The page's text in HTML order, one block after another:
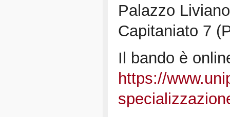
Palazzo
Capitaniato 7
Il bando è
https://